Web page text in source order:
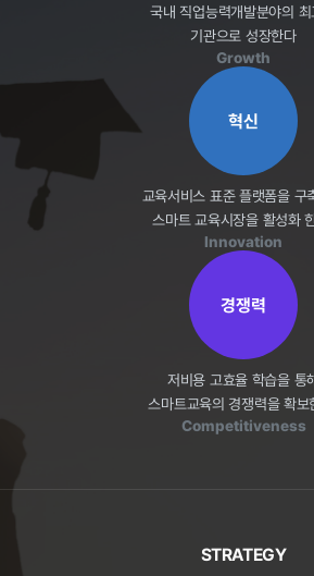
국내 직업능력개발분야의 최
기관으로 성장한다
Growth
혁신
교육서비스 표준 플랫폼을 구
스마트 교육시장을 활성화
Innovation
경쟁력
저비용 고효율 학습을 통
스마트교육의 경쟁력을 확보
Competitiveness
STRATEGY